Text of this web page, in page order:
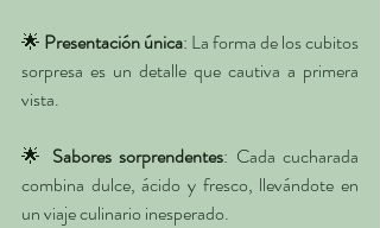
🌟 Presentación única: La forma de los cubitos
sorpresa es un detalle que cautiva a primera
vista.
🌟 Sabores sorprendentes: Cada cucharada
combina dulce, ácido y fresco, llevándote en
un viaje culinario inesperado.